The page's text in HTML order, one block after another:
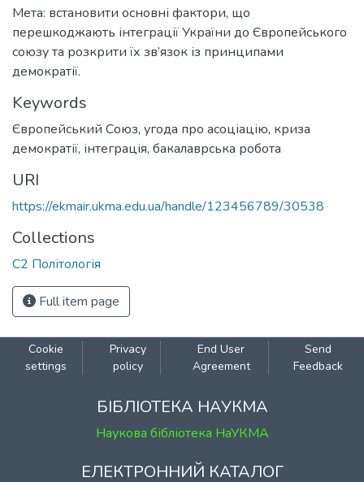
Мета: встановити основні фактори, що
перешкоджають інтеграції України до Європейського
союзу та розкрити їх зв’язок із принципами
демократії.
Keywords
Європейський Союз, угода про асоціацію, криза
демократії, інтеграція, бакалаврська робота
URI
https://ekmair.ukma.edu.ua/handle/123456789/30538
Collections
С2 Політологія
Full item page
Cookie
settings
Privacy
policy
End User
Agreement
Send
Feedback
БІБЛІОТЕКА НАУКМА
Наукова бібліотека НаУКМА
ЕЛЕКТРОННИЙ КАТАЛОГ